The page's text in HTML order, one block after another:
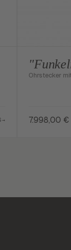
→
Ohrstecker
7.998,00 €